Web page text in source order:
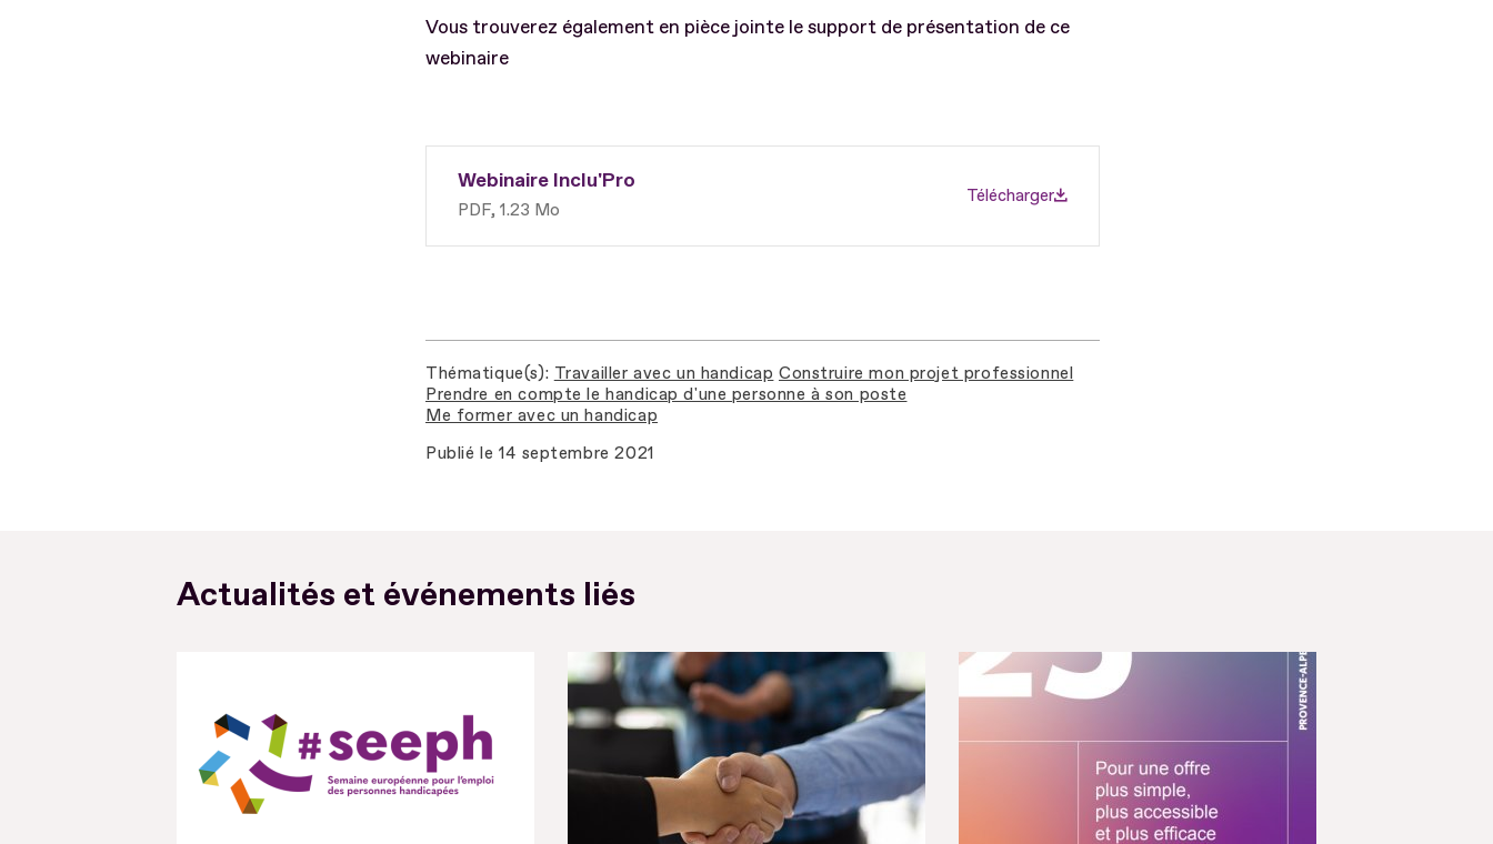
Vous trouverez également en pièce jointe le support de présentation de ce
webinaire
Webinaire Inclu'Pro
PDF 1.23 Mo
Télécharger
Thématique(s) Travailler avec un handicap Construire mon projet professionnel
Prendre en compte le handicap d'une personne à son poste
Me former avec un handicap
Publié le 14 septembre 2021
Actualités et événements liés